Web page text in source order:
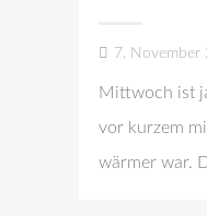
7. November
Mittwoch ist
vor kurzem
wärmer war.